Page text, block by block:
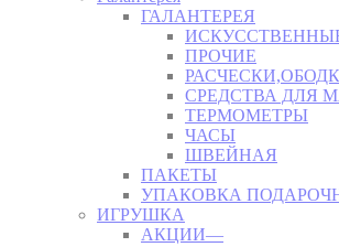
ГАЛАНТЕРЕЯ
ПРОЧИЕ
СРЕДСТВА ДЛЯ
ТЕРМОМЕТРЫ
ЧАСЫ
ШВЕЙНАЯ
ПАКЕТЫ
УПАКОВКА
ИГРУШКА
АКЦИИ—